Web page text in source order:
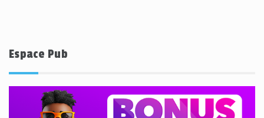
Espace Pub